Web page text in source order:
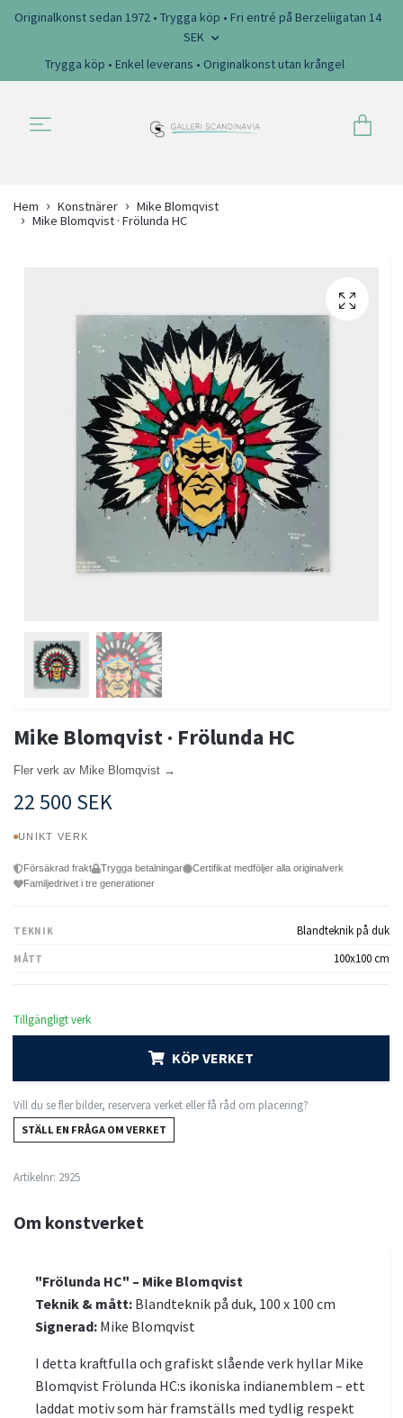
Originalkonst sedan 1972 • Trygga köp • Fri entré på Berzeliigatan 14
SEK
Trygga köp • Enkel leverans • Originalkonst utan krångel
Hem Konstnärer
Mike Blomqvist
Mike Blomqvist · Frölunda HC
Mike Blomqvist · Frölunda HC
Fler verk av Mike Blomqvist →
22 500 SEK
UNIKT VERK
Försäkrad frakt Trygga betalningar
Certifikat medföljer alla originalverk
Familjedrivet i tre generationer
TEKNIK Blandteknik på duk
MÅTT 100x100 cm
Tillgängligt verk
KÖP VERKET
Vill du se fler bilder, reservera verket eller få råd om placering?
STÄLL EN FRÅGA OM VERKET
Artikelnr: 2925
Om konstverket
"Frölunda HC" – Mike Blomqvist
Teknik & mått: Blandteknik på duk, 100 x 100 cm
Signerad: Mike Blomqvist
I detta kraftfulla och grafiskt slående verk hyllar Mike
Blomqvist Frölunda HC:s ikoniska indianemblem – ett
laddat motiv som här framställs med tydlig respekt